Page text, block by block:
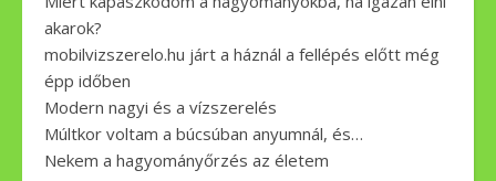
akarok?
mobilvizszerelo.hu járt a háznál a fellépés előtt még
épp időben
Modern nagyi és a vízszerelés
Múltkor voltam a búcsúban anyumnál, és…
Nekem a hagyományőrzés az életem